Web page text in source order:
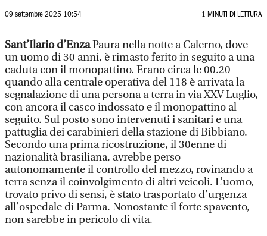
09 settembre 2025 10:54 1 MINUTI DI LETTURA
Sant’Ilario d’EnzaPaura nella notte a Calerno, dove
un uomo di 30 anni, è rimasto ferito in seguito a una
caduta con il monopattino. Erano circa le 00.20
quando alla centrale operativa del 118 è arrivata la
segnalazione di una persona a terra in via XXV Luglio,
con ancora il casco indossato e il monopattino al
seguito. Sul posto sono intervenuti i sanitari e una
pattuglia dei carabinieri della stazione di Bibbiano.
Secondo una prima ricostruzione, il 30enne di
nazionalità brasiliana, avrebbe perso
autonomamente il controllo del mezzo, rovinando a
terra senza il coinvolgimento di altri veicoli. L’uomo,
trovato privo di sensi, è stato trasportato d’urgenza
all’ospedale di Parma. Nonostante il forte spavento,
non sarebbe in pericolo di vita.